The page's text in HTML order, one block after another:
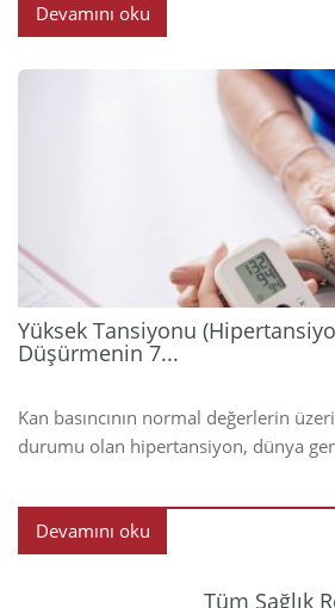
Devamını oku
Yüksek Tansiyonu
Düşürmenin 7...
Kan basıncının normal değerlerin
durumu olan hipertansiyon, dünya
Devamını oku
Tüm Sağlık